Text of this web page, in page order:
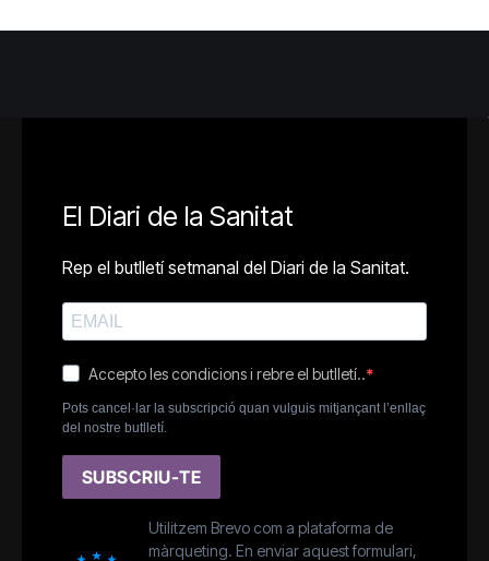
El Diari de la Sanitat
Rep el butlletí setmanal del Diari de la Sanitat.
Accepto les condicions i rebre el butlletí..
Pots cancel·lar la subscripció quan vulguis mitjançant l’enllaç
del nostre butlletí.
SUBSCRIU-TE
Utilitzem Brevo com a plataforma de
màrqueting. En enviar aquest formulari,